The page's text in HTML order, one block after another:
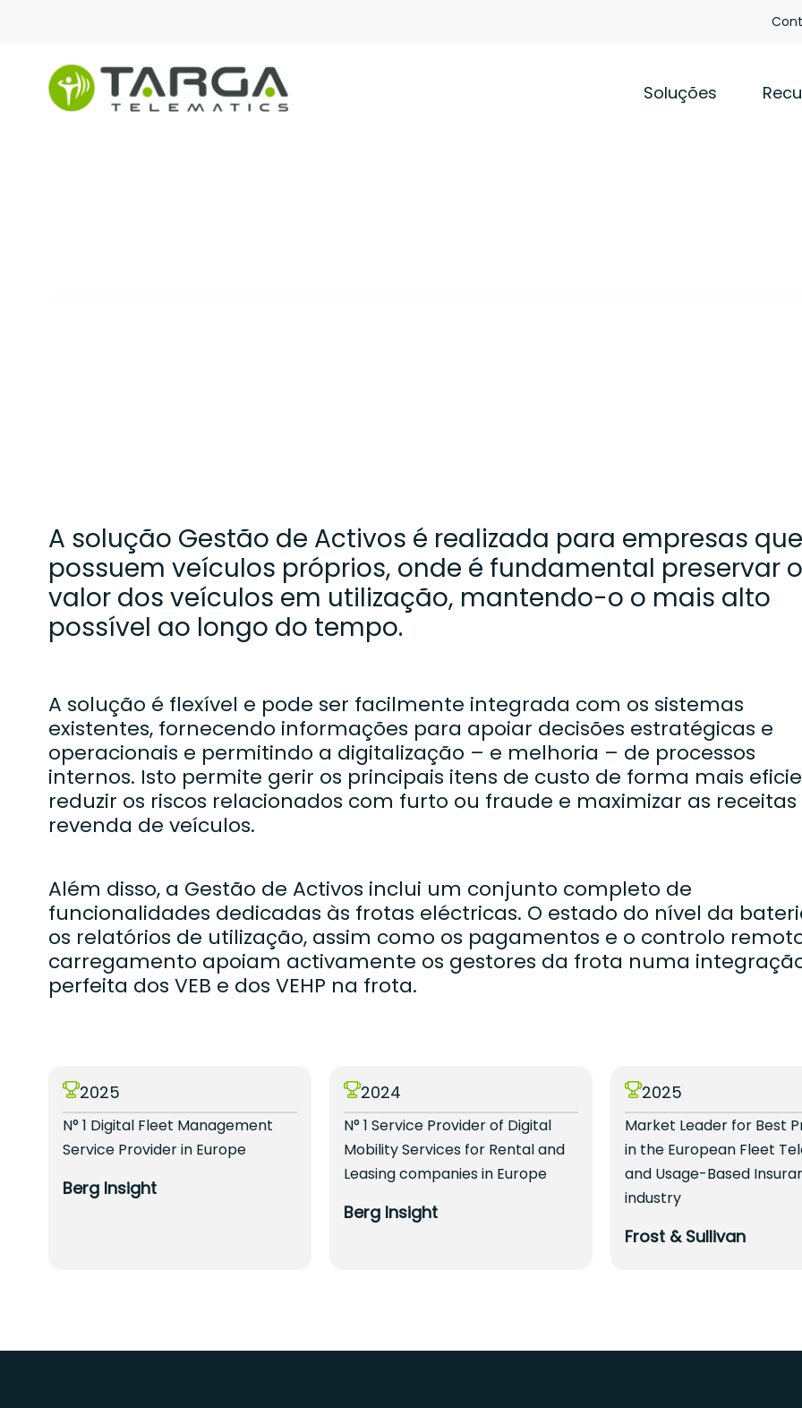
Soluções
A solução Gestão de Activos é realizada para empresas que
possuem veículos próprios, onde é fundamental preservar o
valor dos veículos em utilização, mantendo-o o mais alto
possível ao longo do tempo.
A solução é flexível e pode ser facilmente integrada com os sistemas
existentes, fornecendo informações para apoiar decisões estratégicas e
operacionais e permitindo a digitalização – e melhoria – de processos
internos. Isto permite gerir os principais itens de custo de forma mais
reduzir os riscos relacionados com furto ou fraude e maximizar as receitas
revenda de veículos.
Além disso, a Gestão de Activos inclui um conjunto completo de
funcionalidades dedicadas às frotas eléctricas. O estado do nível da
os relatórios de utilização, assim como os pagamentos e o controlo
carregamento apoiam activamente os gestores da frota numa
perfeita dos VEB e dos VEHP na frota.
2025
N° 1 Digital Fleet Management
Service Provider in Europe
Berg Insight
2024
N° 1 Service Provider of Digital
Mobility Services for Rental and
Leasing companies in Europe
Berg Insight
2025
Market Leader for Best
in the European Fleet
and Usage-Based
industry
Frost & Sullivan